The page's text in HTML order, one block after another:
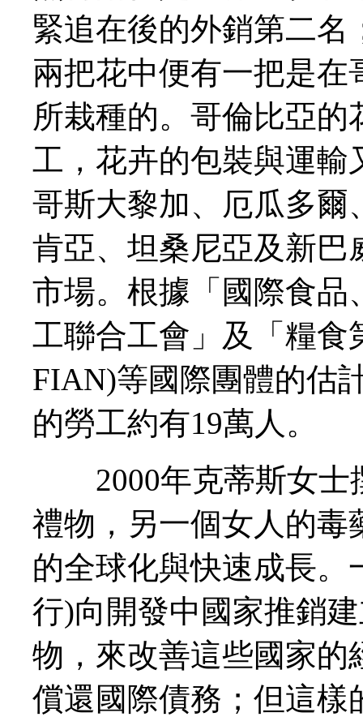
緊追在後的外銷第二
兩把花中便有一把是
所栽種的。哥倫比亞
工，花卉的包裝與運輸
哥斯大黎加、厄瓜多爾
肯亞、坦桑尼亞及新巴
市場。根據「國際食品
工聯合工會」及「糧食
FIAN)等國際團體的估
的勞工約有19萬人。
2000年克蒂斯女士
禮物，另一個女人的毒
的全球化與快速成長
行)向開發中國家推銷
物，來改善這些國家的
償還國際債務；但這樣